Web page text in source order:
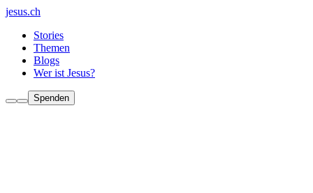
jesus.ch
Stories
Themen
Blogs
Wer ist Jesus?
Spenden